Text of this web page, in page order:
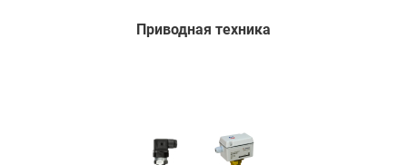
Приводная техника